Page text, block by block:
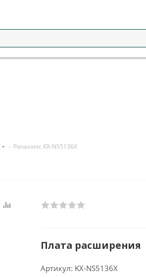
- Panasonic KX-NS5136X
Плата расширения
Артикул: KX-NS5136X